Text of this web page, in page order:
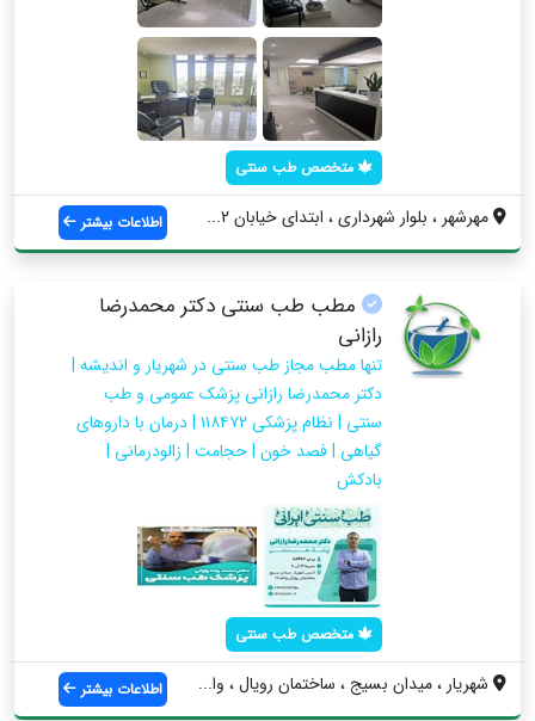
متخصص طب سنتی
مهرشهر ، بلوار شهرداری ، ابتدای خیابان 2... اطلاعات بیشتر
مطب طب سنتی دکتر محمدرضا
رازانی
تنها مطب مجاز طب سنتی در شهریار و اندیشه |
دکتر محمدرضا رازانی پزشک عمومی و طب
سنتی | نظام پزشکی ۱۱۸۴۷۲ | درمان با داروهای
گیاهی | فصد خون | حجامت | زالودرمانی |
بادکش
متخصص طب سنتی
شهریار ، میدان بسیج ، ساختمان رویال ، وا... اطلاعات بیشتر